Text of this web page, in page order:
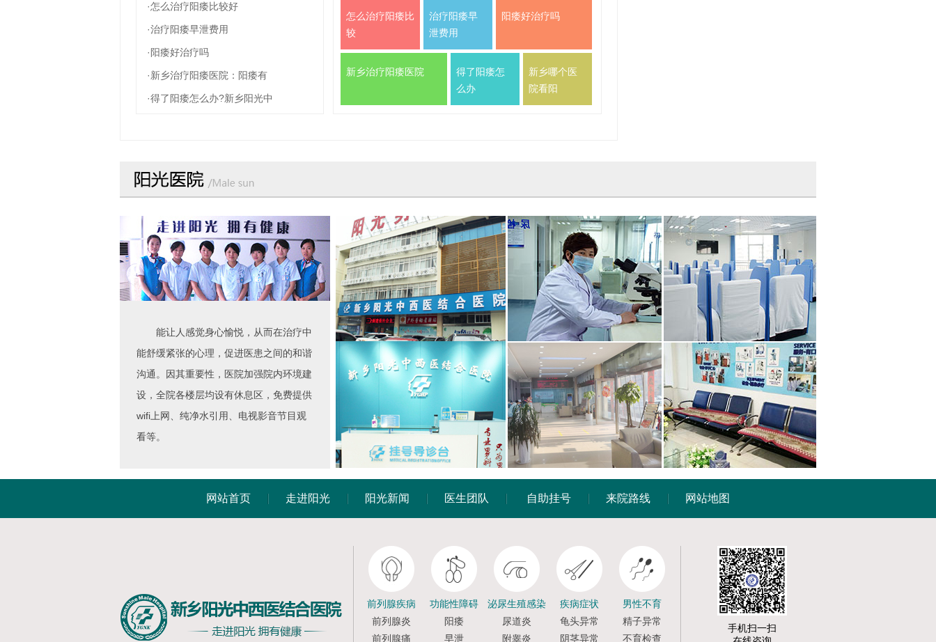
·怎么治疗阳痿比较好
·治疗阳痿早泄费用
·阳痿好治疗吗
·新乡治疗阳痿医院：阳痿有
·得了阳痿怎么办?新乡阳光中
怎么治疗阳痿比
较
治疗阳痿早
泄费用
阳痿好治疗吗
新乡治疗阳痿医院
得了阳痿怎
么办
新乡哪个医
院看阳
能让人感觉身心愉悦，从而在治疗中
能舒缓紧张的心理，促进医患之间的和谐
沟通。因其重要性，医院加强院内环境建
设，全院各楼层均设有休息区，免费提供
wifi上网、纯净水引用、电视影音节目观
看等。
网站首页 走进阳光 阳光新闻 医生团队 自助挂号 来院路线 网站地图
前列腺疾病
前列腺炎
前列腺痛
功能性障碍
阳痿
早泄
泌尿生殖感染
尿道炎
附睾炎
疾病症状
龟头异常
阴茎异常
男性不育
精子异常
不育检查
手机扫一扫